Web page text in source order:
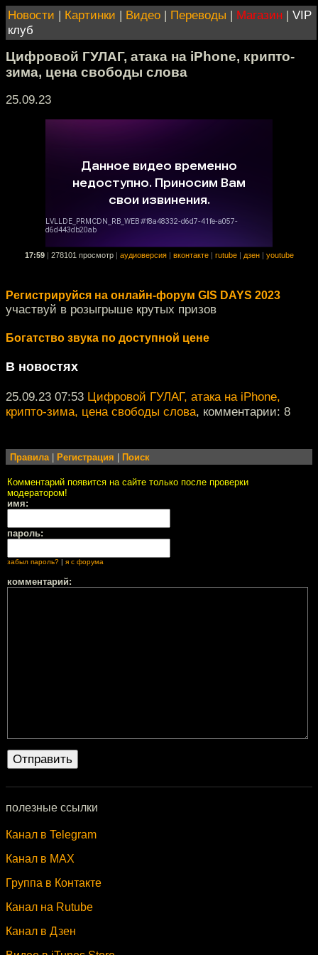
Новости | Картинки | Видео | Переводы | Магазин | VIP
клуб
Цифровой ГУЛАГ, атака на iPhone, крипто-
зима, цена свободы слова
25.09.23
17:59 278101 просмотр аудиоверсия вконтакте rutube дзен youtube
Регистрируйся на онлайн-форум GIS DAYS 2023
участвуй в розыгрыше крутых призов
Богатство звука по доступной цене
В новостях
25.09.23 07:53 Цифровой ГУЛАГ, атака на iPhone,
крипто-зима, цена свободы слова, комментарии: 8
Правила| Регистрация Поиск
Комментарий появится на сайте только после проверки
модератором!
имя:
пароль:
забыл пароль? я с форума
комментарий:
полезные ссылки
Канал в Telegram
Канал в MAX
Группа в Контакте
Канал на Rutube
Канал в Дзен